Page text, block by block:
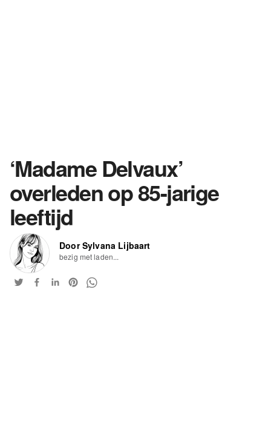
‘Madame Delvaux’
overleden op 85-jarige
leeftijd
Door Sylvana Lijbaart
bezig met laden...